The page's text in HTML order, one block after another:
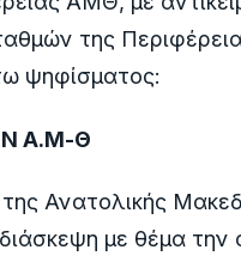
της
ψηφίσματος:
Α.Μ-Θ
Ανατολικής
με θέμα